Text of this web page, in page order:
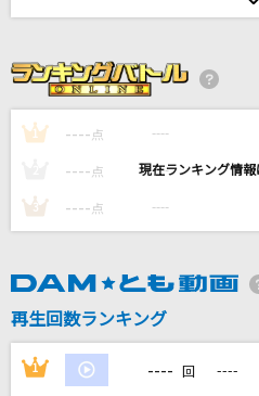
晩餐歌
怪物
YOASOBI
1 ---- 点 ----
---- 点 ----
3 ---- 点 ----
再生回数ランキング
1 ---- 回 ----